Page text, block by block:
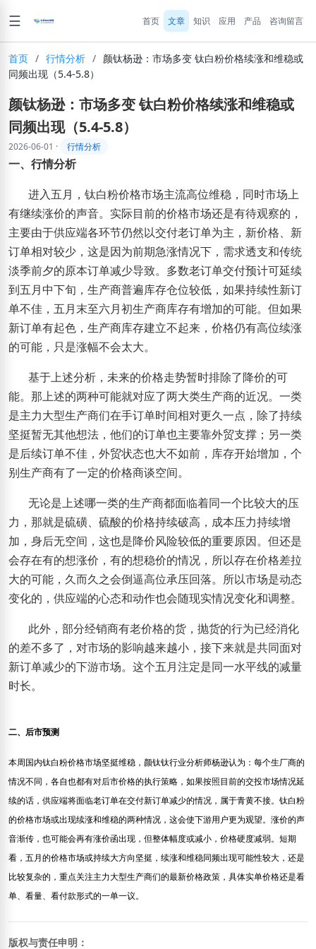
☰ 首页 文章 知识 应用 产品 咨询留言
首页 / 行情分析 / 颜钛杨逊：市场多变 钛白粉价格续涨和维稳或
同频出现（5.4-5.8）
颜钛杨逊：市场多变 钛白粉价格续涨和维稳或
同频出现（5.4-5.8）
2026-06-01 · 行情分析
一、行情分析
进入五月，钛白粉价格市场主流高位维稳，同时市场上
有继续涨价的声音。实际目前的价格市场还是有待观察的，
主要由于供应端各环节仍然以交付老订单为主，新价格、新
订单相对较少，这是因为前期急涨情况下，需求透支和传统
淡季前夕的原本订单减少导致。多数老订单交付预计可延续
到五月中下旬，生产商普遍库存仓位较低，如果持续性新订
单不佳，五月末至六月初生产商库存有增加的可能。但如果
新订单有起色，生产商库存建立不起来，价格仍有高位续涨
的可能，只是涨幅不会太大。
基于上述分析，未来的价格走势暂时排除了降价的可
能。那上述的两种可能就对应了两大类生产商的近况。一类
是主力大型生产商们在手订单时间相对更久一点，除了持续
坚挺暂无其他想法，他们的订单也主要靠外贸支撑；另一类
是后续订单不佳，外贸状态也大不如前，库存开始增加，个
别生产商有了一定的价格商谈空间。
无论是上述哪一类的生产商都面临着同一个比较大的压
力，那就是硫磺、硫酸的价格持续破高，成本压力持续增
加，身后无空间，这也是降价风险较低的重要原因。但还是
会存在有的想涨价，有的想稳价的情况，所以存在价格差拉
大的可能，久而久之会倒逼高位承压回落。所以市场是动态
变化的，供应端的心态和动作也会随现实情况变化和调整。
此外，部分经销商有老价格的货，抛货的行为已经消化
的差不多了，对市场的影响越来越小，接下来就是共同面对
新订单减少的下游市场。这个五月注定是同一水平线的减量
时长。
二、后市预测
本周国内钛白粉价格市场坚挺维稳，颜钛钛行业分析师杨逊认为：每个生厂商的
情况不同，各自也都有对后市价格的执行策略，如果按照目前的交投市场情况延
续的话，供应端将面临老订单在交付新订单减少的情况，属于青黄不接。钛白粉
的价格市场或出现续涨和维稳的两种情况，这会使下游用户更为观望。涨价的声
音渐传，也可能会再有涨价函出现，但整体幅度或减小，价格硬度减弱。短期
看，五月的价格市场或持续大方向坚挺，续涨和维稳同频出现可能性较大，还是
比较复杂的，重点关注主力大型生产商们的最新价格政策，具体实单价格还是看
单、看量、看付款形式的一单一议。
版权与责任申明：